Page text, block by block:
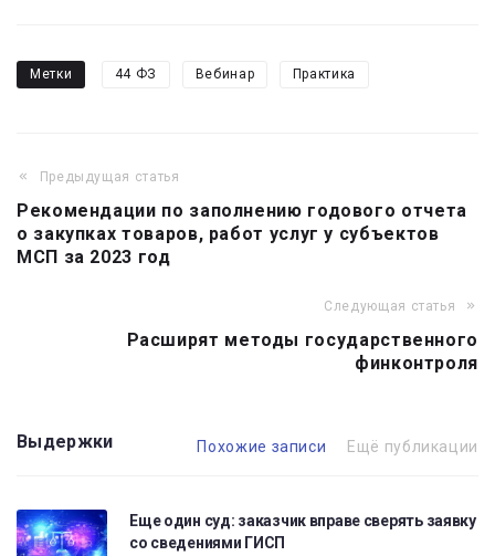
Метки 44 ФЗ Вебинар Практика
Навигация
по
записям
Предыдущая статья
Рекомендации по заполнению годового отчета
о закупках товаров, работ услуг у субъектов
МСП за 2023 год
Следующая статья
Расширят методы государственного
финконтроля
Выдержки Похожие записи Ещё публикации
Еще один суд: заказчик вправе сверять заявку
со сведениями ГИСП